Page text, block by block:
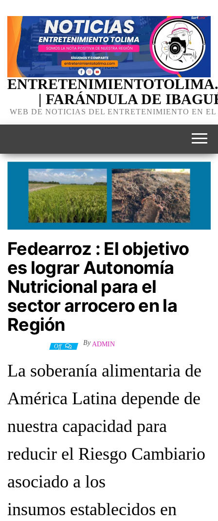
| FARÁNDULA DE
WEB DE NOTICIAS DEL ENTRETENIMIENTO EN
Fedearroz : El objetivo
es lograr Autonomía
Nutricional para el
sector arrocero en la
Región
Off By ADMIN
La soberanía alimentaria de
América Latina depende de
nuestra capacidad para
reducir el Riesgo Cambiario
asociado a los
insumos establecidos en